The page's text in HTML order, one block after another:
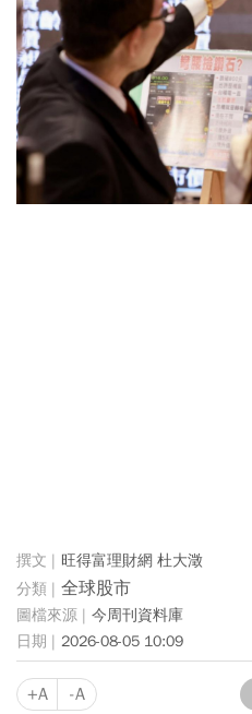
旺得富理財網 杜大澂
全球股市
今周刊資料庫
2026-08-05 10:09
+A -A